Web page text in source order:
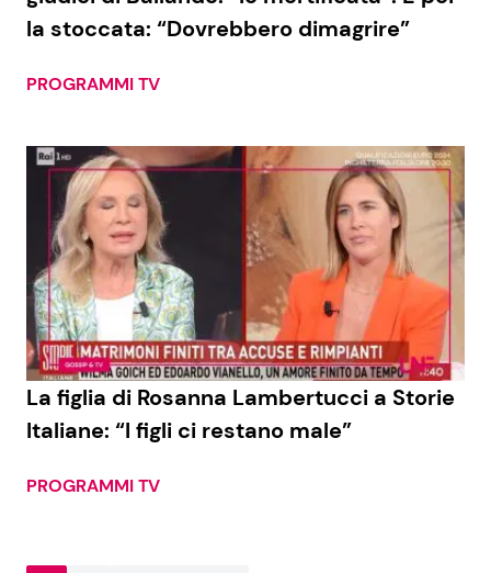
la stoccata: “Dovrebbero dimagrire”
PROGRAMMI TV
La figlia di Rosanna Lambertucci a Storie
Italiane: “I figli ci restano male”
PROGRAMMI TV